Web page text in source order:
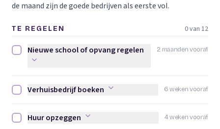
de maand zijn de goede bedrijven als eerste vol.
TE REGELEN 0 van 12
2 maanden vooraf
Nieuwe school of opvang regelen afvinken
Nieuwe school of opvang regelen
6 weken vooraf
Verhuisbedrijf boeken afvinken
Verhuisbedrijf boeken
4 weken vooraf
Huur opzeggen afvinken
Huur opzeggen